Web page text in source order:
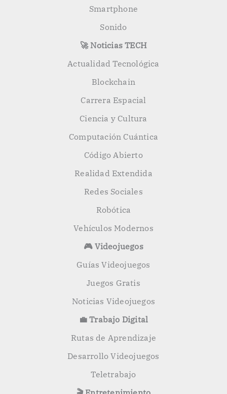
Smartphone
Sonido
🚀 Noticias TECH
Actualidad Tecnológica
Blockchain
Carrera Espacial
Ciencia y Cultura
Computación Cuántica
Código Abierto
Realidad Extendida
Redes Sociales
Robótica
Vehículos Modernos
🎮 Videojuegos
Guías Videojuegos
Juegos Gratis
Noticias Videojuegos
💼 Trabajo Digital
Rutas de Aprendizaje
Desarrollo Videojuegos
Teletrabajo